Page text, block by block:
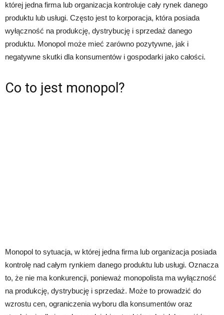
której jedna firma lub organizacja kontroluje cały rynek danego
produktu lub usługi. Często jest to korporacja, która posiada
wyłączność na produkcję, dystrybucję i sprzedaż danego
produktu. Monopol może mieć zarówno pozytywne, jak i
negatywne skutki dla konsumentów i gospodarki jako całości.
Co to jest monopol?
Monopol to sytuacja, w której jedna firma lub organizacja posiada
kontrolę nad całym rynkiem danego produktu lub usługi. Oznacza
to, że nie ma konkurencji, ponieważ monopolista ma wyłączność
na produkcję, dystrybucję i sprzedaż. Może to prowadzić do
wzrostu cen, ograniczenia wyboru dla konsumentów oraz